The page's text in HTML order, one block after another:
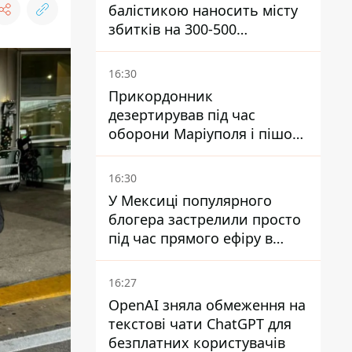
балістикою наносить місту
збитків на 300-500
мільйонів - Петро
Пантелеєв
16:30
Прикордонник
дезертирував під час
оборони Маріуполя і пішов
служити в "ДНР" - йому
оголосили підозру,
загрожує довічне
16:30
У Мексиці популярного
блогера застрелили просто
під час прямого ефіру в
TikTok
16:27
OpenAI зняла обмеження на
текстові чати ChatGPT для
безплатних користувачів